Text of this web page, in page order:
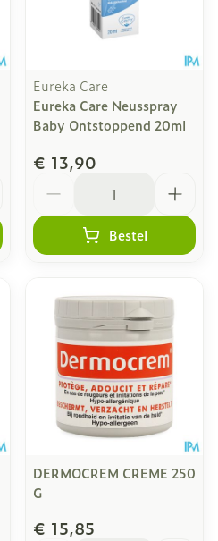
Eureka Care
Eureka Care Neusspray
Baby Ontstoppend 20ml
€ 13,90
Bestel
DERMOCREM CREME 250
G
€ 15,85